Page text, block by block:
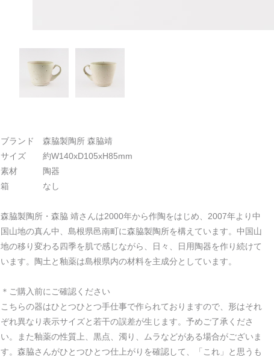
ブランド 森脇製陶所 森脇靖
サイズ 約W140xD105xH85mm
素材 陶器
箱 なし
森脇製陶所・森脇 靖さんは2000年から作陶をはじめ、2007年より中
国山地の真ん中、島根県邑南町に森脇製陶所を構えています。中国山
地の移り変わる四季を肌で感じながら、日々、日用陶器を作り続けて
います。陶土と釉薬は島根県内の材料を主成分としています。
＊ご購入前にご確認ください
こちらの器はひとつひとつ手仕事で作られておりますので、形はそれ
ぞれ異なり表示サイズと若干の誤差が生じます。予めご了承くださ
い。また釉薬の性質上、黒点、濁り、ムラなどがある場合がございま
す。森脇さんがひとつひとつ仕上がりを確認して、「これ」と思うも